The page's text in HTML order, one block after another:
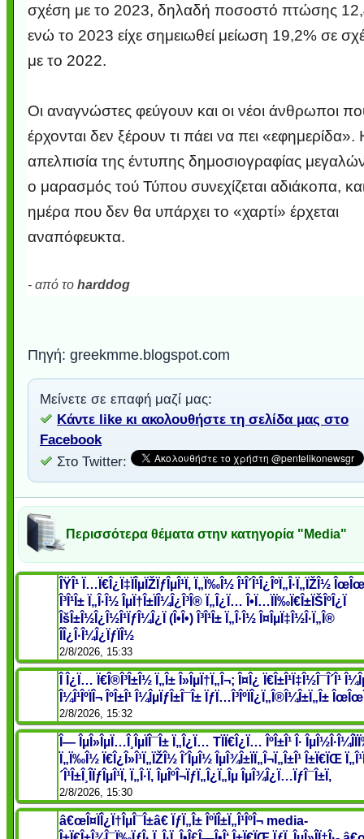
σχέση με το 2023, δηλαδή ποσοστό πτώσης
ενώ το 2023 είχε σημειωθεί μείωση 19,2% σε
με το 2022.
Οι αναγνώστες φεύγουν και οι νέοι άνθρωποι
έρχονται δεν ξέρουν τι πάει να πει «εφημερίδα».
απελπισία της έντυπης δημοσιογραφίας
ο μαρασμός τού Τύπου συνεχίζεται αδιάκοπα,
ημέρα που δεν θα υπάρχει το «χαρτί» έρχεται
αναπόφευκτα.
- από το harddog
Πηγή: greekmme.blogspot.com
Μείνετε σε επαφή μαζί μας:
Κάντε like κι ακολουθήστε τη σελίδα μας στο
Facebook
Στο Twitter:
Περισσότερα θέματα στην κατηγορία "Media"
ÎŸÎ¹ Ï…Ï€Î¿Ï‡ÏÎµÏŽÏƒÎµÎ¹Ï‚ Ï„Ï‰Î½ Î¹Î´Î¹Î¿ÎºÏ„Î·Ï„ÏŽÎ½
Î³Î¹Î± Ï„Î·Î½ ÎµÏ†Î±ÏÎ¼Î¿Î³Î® Ï„Î¿Ï… Î•Ï…ÏÏ‰Ï€Î±ÏŠÎºÎ¿Ï
ÎšÎ±Î½Î¿Î½Î¹ÏƒÎ¼Î¿Ï (Î•Î•) Î³Î¹Î± Ï„Î·Î½ Î¤ÎµÏ‡Î½Î·Ï„Î®
ÎÎ¿Î·Î¼Î¿ÏƒÏÎ½
2/8/2026, 15:33
Î Î¿Ï… Ï€Î®Î³Î±Î½ Ï„Î± Î»ÎµÏ†Ï„Î¬; Î¤Î¿ Ï€Î±Î¹Ï‡Î½Î¯Î´Î¹
Î¼Î¹ÎºÏÎ¬ ÎºÎ±Î¹ Î¼ÎµÏƒÎ±Î¯Î± ÏƒÏ…Î³ÎºÏÎ¿Ï„Î®Î¼Î±Ï„Î±
2/8/2026, 15:32
Î— ÎµÎ»ÎµÏ…Î¸ÎµÏÎ¯Î± Ï„Î¿Ï… TÏÏ€Î¿Ï… ÎºÎ±Î¹ Î·
Ï„Ï‰Î½ Ï€Î¿Î»Î¹Ï„ÏŽÎ½ Î´ÎµÎ½ ÎµÎ¾Î±ÏÏ„Î¬Ï„Î±Î¹ Î±Ï€ÏŒ
´Î¹Î±Î¸Î­ÏƒÎµÎ¹Ï‚ Ï„Î·Ï‚ ÎµÎºÎ¬ÏƒÏ„Î¿Ï„Îµ ÎµÎ¾Î¿Ï…ÏƒÎ¯Î±Ï‚
2/8/2026, 15:30
â€œÎ¤ÏÎ¿Ï†ÎµÎ¯Î±â€ ÏƒÏ„Î± ÎºÏÎ±Ï„Î¹ÎºÎ¬ media-